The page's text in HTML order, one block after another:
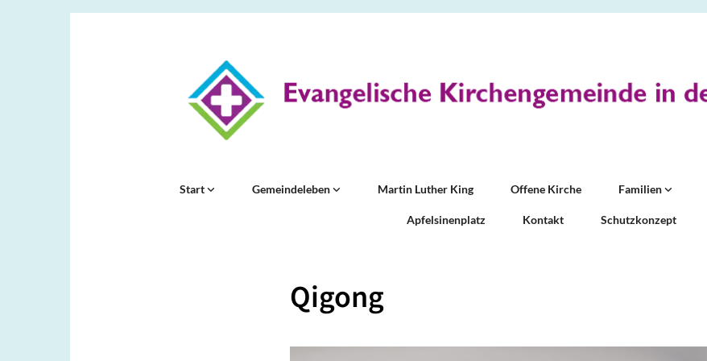
Start Gemeindeleben Martin Luther King Offene Kirche Familien
Apfelsinenplatz Kontakt Schutzkonzept
Qigong